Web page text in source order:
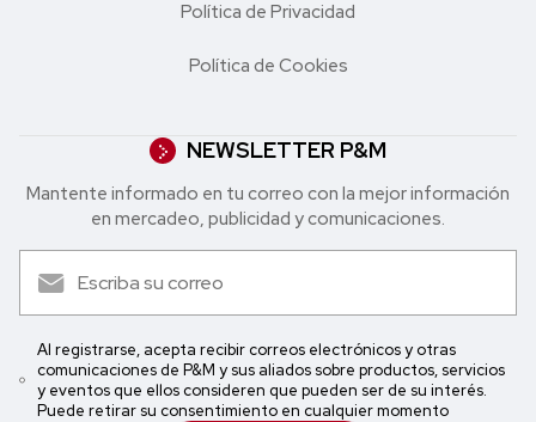
Política de Privacidad
Política de Cookies
NEWSLETTER P&M
Mantente informado en tu correo con la mejor in formación
en mercadeo, publicidad y comunicaciones.
Al registrarse, acepta recibir correos electrónicos y otras
comunicaciones de P&M y sus aliados sobre productos, servicios
y eventos que ellos consideren que pueden ser de su interés.
Puede retirar su consentimiento en cualquier momento